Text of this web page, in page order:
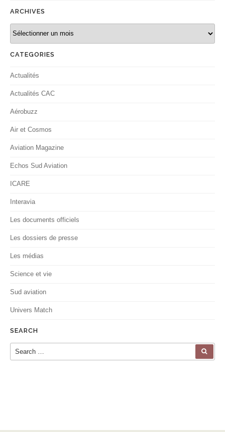
ARCHIVES
CATEGORIES
Actualités
Actualités CAC
Aérobuzz
Air et Cosmos
Aviation Magazine
Echos Sud Aviation
ICARE
Interavia
Les documents officiels
Les dossiers de presse
Les médias
Science et vie
Sud aviation
Univers Match
SEARCH
Search for: